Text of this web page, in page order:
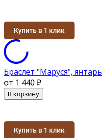
Купить в 1 клик
Браслет "Маруся", янтарь
от 1 440 ₽
В корзину
Купить в 1 клик